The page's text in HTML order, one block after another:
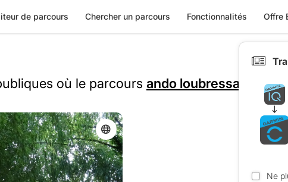
de parcours Chercher un parcours Fonctionnalités Offre
où le parcours ando loubressac 10 km
Ne